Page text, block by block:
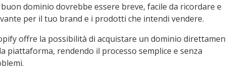
dominio dovrebbe essere breve, facile da ricordare e
per il tuo brand e i prodotti che intendi vendere.
offre la possibilità di acquistare un dominio
piattaforma, rendendo il processo semplice e senza